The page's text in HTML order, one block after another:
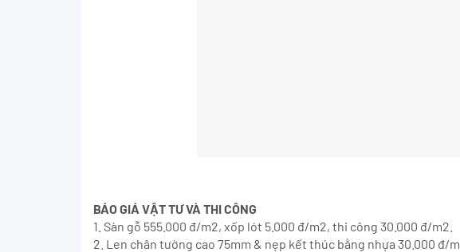
BÁO GIÁ VẬT TƯ VÀ THI CÔNG
1. Sàn gỗ 555.000 đ/m2, xốp lót 5.000 đ/m2, thi công 30.000 đ/m2.
2. Len chân tường cao 75mm & nẹp kết thúc bằng nhựa 30.000 đ/m.